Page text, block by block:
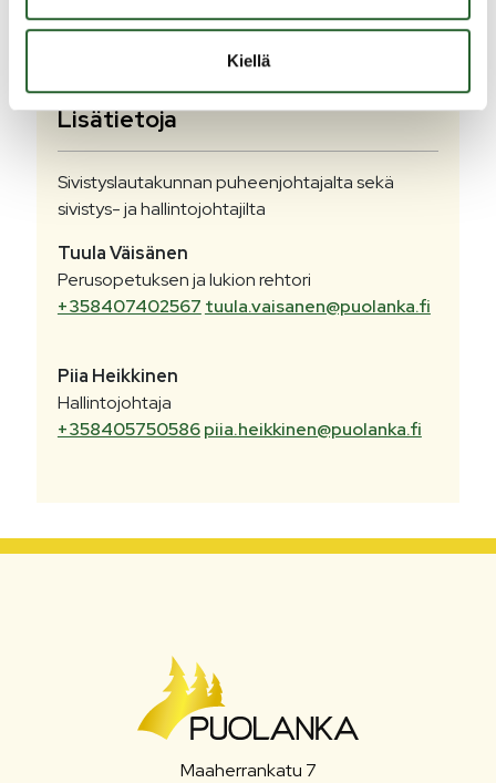
Kiellä
16.2.2023
Sivistyslautakunnan kokous 7.3.2023
Lisätietoja
Sivistyslautakunnan puheenjohtajalta sekä
sivistys- ja hallintojohtajilta
TuulaVäisänen
Perusopetuksen ja lukion rehtori
+358407402567 tuula.vaisanen@puolanka.fi
Piia Heikkinen
Hallintojohtaja
+358405750586piia.heikkinen@puolanka.fi
Maaherrankatu 7